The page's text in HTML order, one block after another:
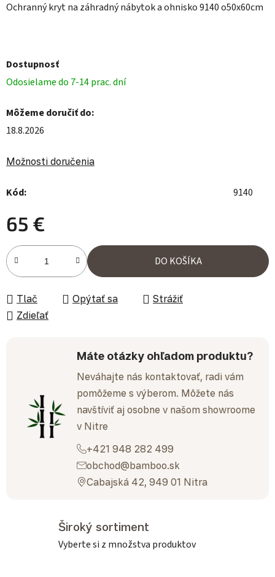
Ochranný kryt na záhradný nábytok a ohnisko 9140 o50x60cm
Dostupnosť
Odosielame do 7-14 prac. dní
Môžeme doručiť do:
18.8.2026
Možnosti doručenia
Kód: 9140
65 €
Jednotková cena:
DO KOŠÍKA
Tlač Opýtať sa
Strážiť
Zdieľať
Máte otázky ohľadom produktu?
Neváhajte nás kontaktovať, radi vám
pomôžeme s výberom. Môžete nás
navštíviť aj osobne v našom showroome
v Nitre
+421 948 282 499
obchod@bamboo.sk
Cabajská 42, 949 01 Nitra
Široký sortiment
Vyberte si z množstva produktov